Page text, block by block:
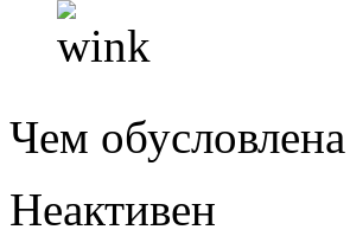
Чем
Неактивен